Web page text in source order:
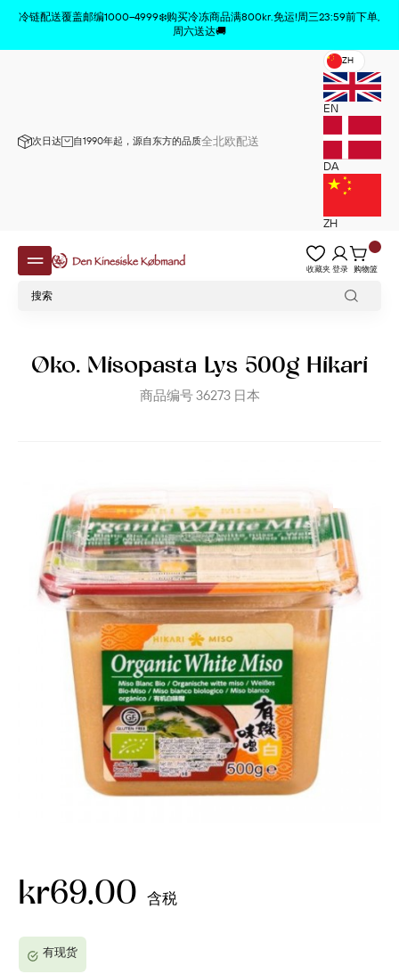
冷链配送覆盖邮编1000–4999❄️购买冷冻商品满800kr.免运!周三23:59前下单,
周六送达🚚
次日达 自1990年起，源自东方的品质全北欧配送
ZH
EN
DA
ZH
收藏夹登录 购物篮
Øko. Misopasta Lys 500g Hikari
商品编号36273 日本
kr69.00 含税
商品已从购物车中删除 x